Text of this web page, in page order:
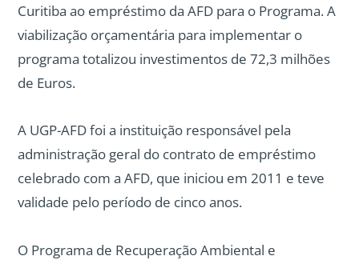
Curitiba ao empréstimo da AFD para o Programa. A
viabilização orçamentária para implementar o
programa totalizou investimentos de 72,3 milhões
de Euros.
A UGP-AFD foi a instituição responsável pela
administração geral do contrato de empréstimo
celebrado com a AFD, que iniciou em 2011 e teve
validade pelo período de cinco anos.
O Programa de Recuperação Ambiental e